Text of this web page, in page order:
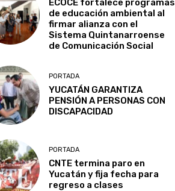
ECOCE fortalece programas
de educación ambiental al
firmar alianza con el
Sistema Quintanarroense
de Comunicación Social
PORTADA
YUCATÁN GARANTIZA
PENSIÓN A PERSONAS CON
DISCAPACIDAD
PORTADA
CNTE termina paro en
Yucatán y fija fecha para
regreso a clases